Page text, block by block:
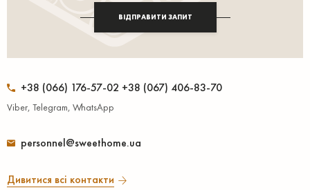
+38 (066) 176-57-02 +38 (067) 406-83-70
Viber, Telegram, WhatsApp
personnel@sweethome.ua
Дивитися всі контакти
ВІДПРАВИТИ ЗАПИТ